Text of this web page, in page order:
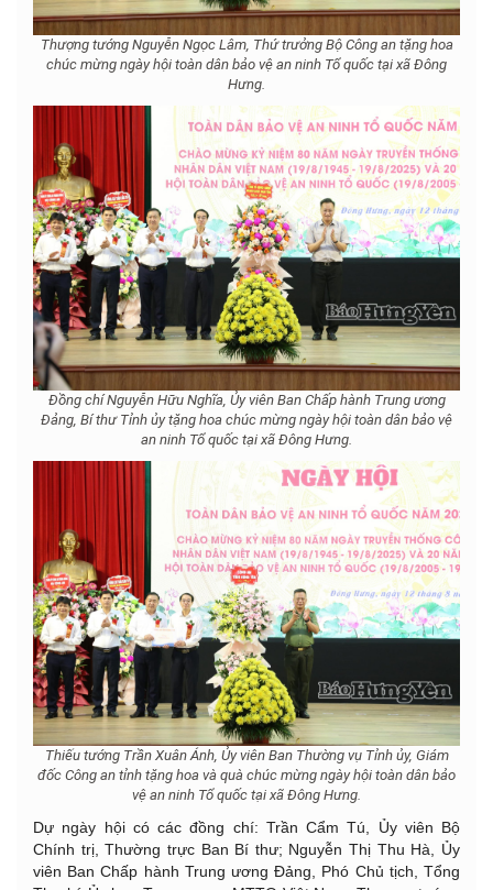
Thượng tướng Nguyễn Ngọc Lâm, Thứ trưởng Bộ Công an tặng hoa
chúc mừng ngày hội toàn dân bảo vệ an ninh Tổ quốc tại xã Đông
Hưng.
Đồng chí Nguyễn Hữu Nghĩa, Ủy viên Ban Chấp hành Trung ương
Đảng, Bí thư Tỉnh ủy tặng hoa chúc mừng ngày hội toàn dân bảo vệ
an ninh Tổ quốc tại xã Đông Hưng.
Thiếu tướng Trần Xuân Ánh, Ủy viên Ban Thường vụ Tỉnh ủy, Giám
đốc Công an tỉnh tặng hoa và quà chúc mừng ngày hội toàn dân bảo
vệ an ninh Tổ quốc tại xã Đông Hưng.
Dự ngày hội có các đồng chí: Trần Cẩm Tú, Ủy viên Bộ
Chính trị, Thường trực Ban Bí thư; Nguyễn Thị Thu Hà, Ủy
viên Ban Chấp hành Trung ương Đảng, Phó Chủ tịch, Tổng